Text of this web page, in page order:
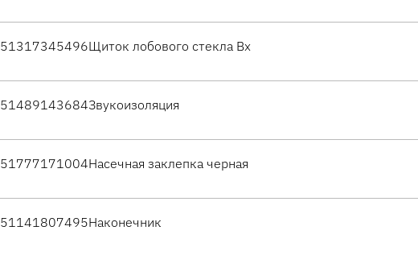
51317345496Щиток лобового стекла Вх
51489143684Звукоизоляция
51777171004Насечная заклепка черная
51141807495Наконечник